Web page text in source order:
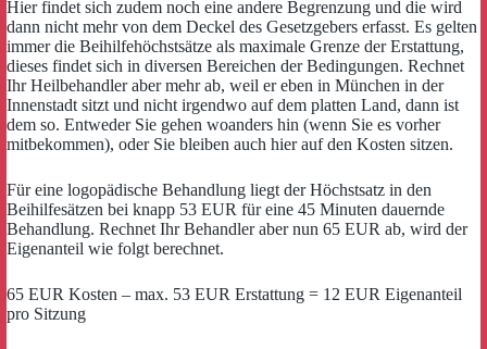
Hier findet sich zudem noch eine andere Begrenzung und die wird
dann nicht mehr von dem Deckel des Gesetzgebers erfasst. Es gelten
immer die Beihilfehöchstsätze als maximale Grenze der Erstattung,
dieses findet sich in diversen Bereichen der Bedingungen. Rechnet
Ihr Heilbehandler aber mehr ab, weil er eben in München in der
Innenstadt sitzt und nicht irgendwo auf dem platten Land, dann ist
dem so. Entweder Sie gehen woanders hin (wenn Sie es vorher
mitbekommen), oder Sie bleiben auch hier auf den Kosten sitzen.
Für eine logopädische Behandlung liegt der Höchstsatz in den
Beihilfesätzen bei knapp 53 EUR für eine 45 Minuten dauernde
Behandlung. Rechnet Ihr Behandler aber nun 65 EUR ab, wird der
Eigenanteil wie folgt berechnet.
65 EUR Kosten – max. 53 EUR Erstattung = 12 EUR Eigenanteil
pro Sitzung